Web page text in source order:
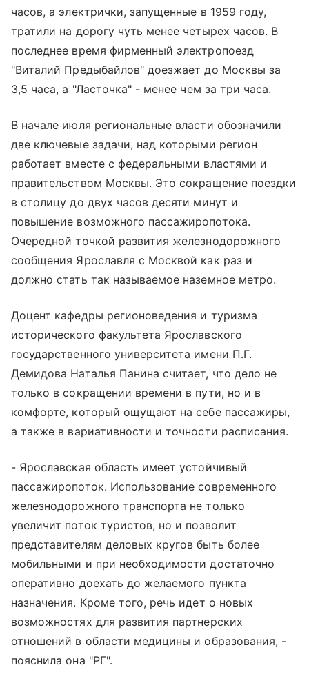
часов, а электрички, запущенные в 1959 году,
тратили на дорогу чуть менее четырех часов. В
последнее время фирменный электропоезд
"Виталий Предыбайлов" доезжает до Москвы за
3,5 часа, а "Ласточка" - менее чем за три часа.
В начале июля региональные власти обозначили
две ключевые задачи, над которыми регион
работает вместе с федеральными властями и
правительством Москвы. Это сокращение поездки
в столицу до двух часов десяти минут и
повышение возможного пассажиропотока.
Очередной точкой развития железнодорожного
сообщения Ярославля с Москвой как раз и
должно стать так называемое наземное метро.
Доцент кафедры регионоведения и туризма
исторического факультета Ярославского
государственного университета имени П.Г.
Демидова Наталья Панина считает, что дело не
только в сокращении времени в пути, но и в
комфорте, который ощущают на себе пассажиры,
а также в вариативности и точности расписания.
- Ярославская область имеет устойчивый
пассажиропоток. Использование современного
железнодорожного транспорта не только
увеличит поток туристов, но и позволит
представителям деловых кругов быть более
мобильными и при необходимости достаточно
оперативно доехать до желаемого пункта
назначения. Кроме того, речь идет о новых
возможностях для развития партнерских
отношений в области медицины и образования, -
пояснила она "РГ".